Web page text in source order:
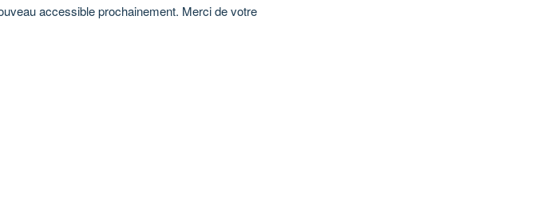
accessible prochainement. Merci de votre